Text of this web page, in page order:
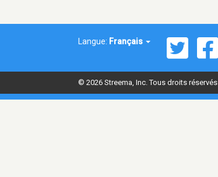
Langue: Français
© 2026 Streema, Inc. Tous droits réservés